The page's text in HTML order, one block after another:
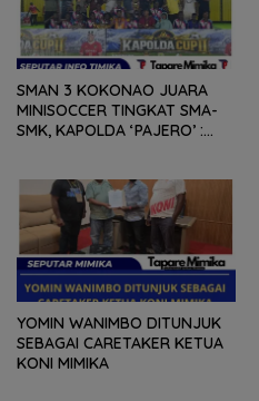
SMAN 3 KOKONAO JUARA
MINISOCCER TINGKAT SMA-
SMK, KAPOLDA ‘PAJERO’ :
YOMIN WANIMBO DITUNJUK
SEBAGAI CARETAKER KETUA
KONI MIMIKA